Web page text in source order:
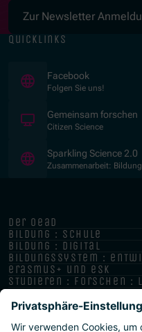
Zur Newsletter
quicklinks
Facebook
Folgen Sie uns!
Gemeinsam forschen
Citizen Science
Sparkling Science 2.0
Zusammenarbeit:
der oead
bildung : schule
bildung : digital
bildungssystem :
erasmus+ und esk
studieren : forschen :
hochschule :